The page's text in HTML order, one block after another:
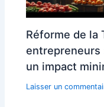
Réforme de la
entrepreneurs
un impact
Laisser un